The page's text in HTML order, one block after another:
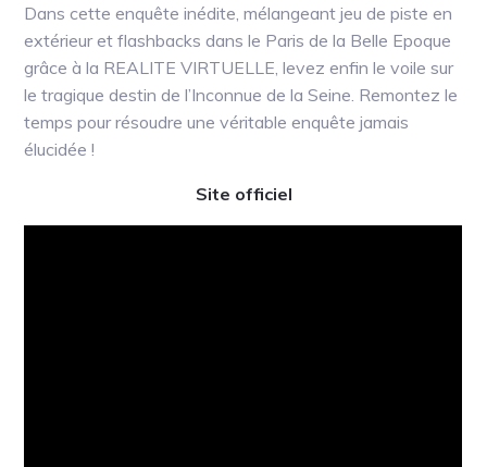
Dans cette enquête inédite, mélangeant jeu de piste en
extérieur et flashbacks dans le Paris de la Belle Epoque
grâce à la REALITE VIRTUELLE, levez enfin le voile sur
le tragique destin de l’Inconnue de la Seine. Remontez le
temps pour résoudre une véritable enquête jamais
élucidée !
Site officiel